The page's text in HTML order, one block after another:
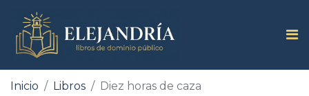
Inicio Libros Diez horas de caza